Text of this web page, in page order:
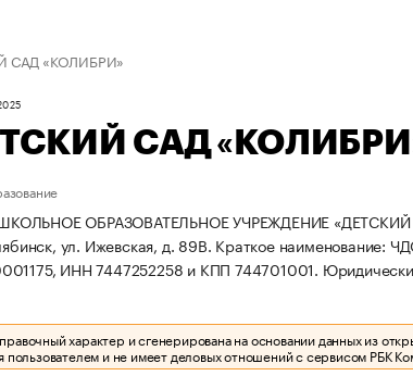
САД «КОЛИБРИ»
САД
ОБРАЗОВАТЕЛЬНОЕ УЧРЕЖДЕНИЕ «ДЕТСКИЙ
ул. Ижевская, д. 89В. Краткое наименование:
ИНН 7447252258 и КПП 744701001.
характер и сгенерирована на основании данных из
пользователем и не имеет деловых отношений с сервисом РБК